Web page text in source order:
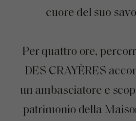
cuore del suo
Per quattro ore,
DES CRAYÈRES
un ambasciatore e
patrimonio della